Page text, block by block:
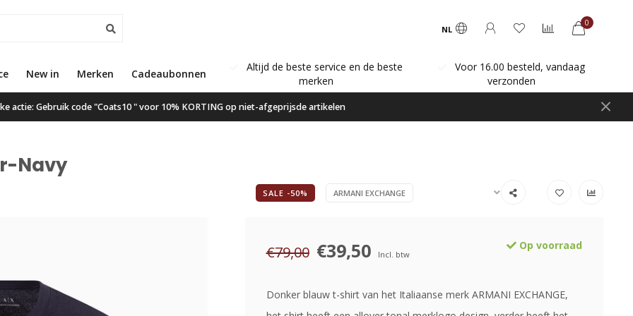
NL
0
New in Merken Cadeaubonnen
Gratis verzending vanaf €50,00
Altijd de beste service en de beste
merken
Voor 16.00 besteld, vandaag
verzonden
actie: Gebruik code "Coats10 " voor 10% KORTING op niet-afgeprijsde artikelen
Navy
SALE -50% ARMANI EXCHANGE
€79,00 €39,50 Incl. btw
Op voorraad
Donker blauw t-shirt van het Italiaanse merk ARMANI EXCHANGE,